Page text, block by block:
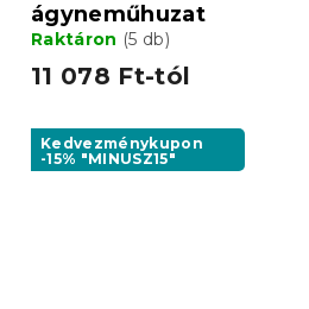
ágyneműhuzat
Raktáron (5 db)
11 078 Ft-tól
Kedvezménykupon
-15% "MINUSZ15"